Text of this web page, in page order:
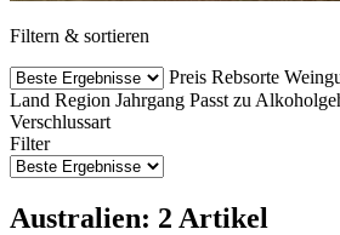
Filtern & sortieren
Preis Rebsorte
Land Region Jahrgang Passt zu
Verschlussart
Filter
Australien: 2 Artikel